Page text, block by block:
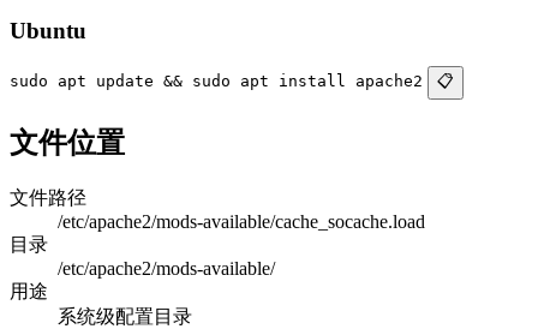
Ubuntu
sudo apt update && sudo apt install apache2 📋
文件位置
文件路径
/etc/apache2/mods-available/cache_socache.load
目录
/etc/apache2/mods-available/
用途
系统级配置目录